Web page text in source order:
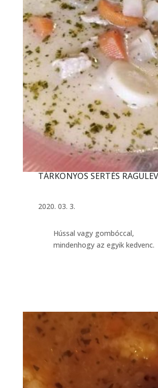
TÁRKONYOS SERTÉS
2020. 03. 3.
Hússal vagy gombóccal,
mindenhogy az egyik kedvenc.